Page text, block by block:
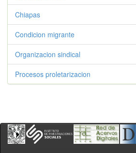
Chiapas
Condicion migrante
Organizacion sindical
Procesos proletarizacion